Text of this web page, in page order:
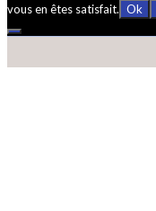
vous en êtes satisfait. Ok